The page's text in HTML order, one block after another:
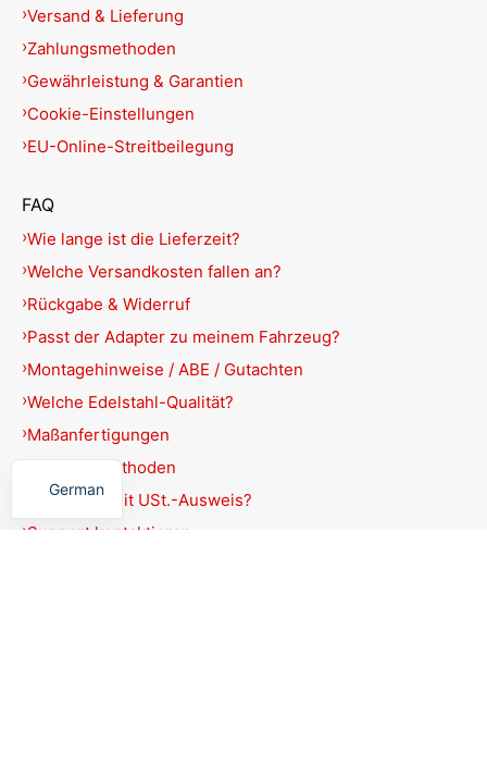
Versand & Lieferung
Zahlungsmethoden
Gewährleistung & Garantien
Cookie-Einstellungen
EU-Online-Streitbeilegung
FAQ
Wie lange ist die Lieferzeit?
Welche Versandkosten fallen an?
Rückgabe & Widerruf
Passt der Adapter zu meinem Fahrzeug?
Montagehinweise / ABE / Gutachten
Welche Edelstahl-Qualität?
Maßanfertigungen
Zahlungsmethoden
Rechnung mit USt.-Ausweis?
Support kontaktieren
German